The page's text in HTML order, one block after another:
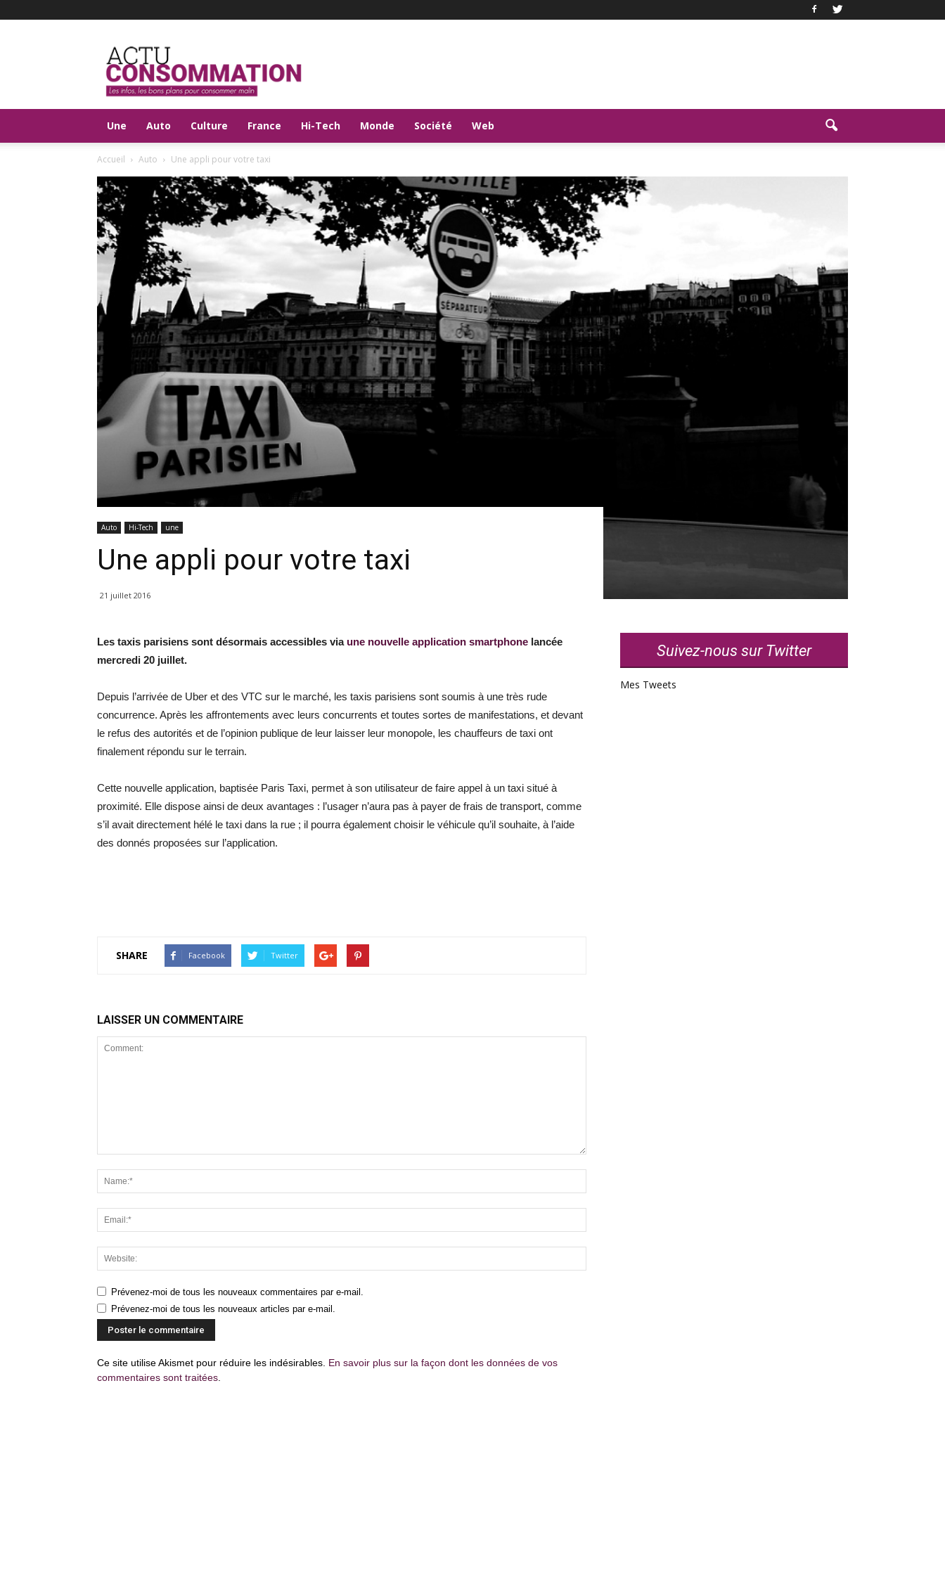
Actu
Consommation
Une Auto Culture France Hi-Tech Monde Société Web
Accueil Auto Une appli pour votre taxi
Auto Hi-Tech une
Une appli pour votre taxi
21 juillet 2016
Les taxis parisiens sont désormais accessibles via une nouvelle application smartphone lancée
mercredi 20 juillet.
Depuis l’arrivée de Uber et des VTC sur le marché, les taxis parisiens sont soumis à une très rude
concurrence. Après les affrontements avec leurs concurrents et toutes sortes de manifestations, et devant
le refus des autorités et de l’opinion publique de leur laisser leur monopole, les chauffeurs de taxi ont
finalement répondu sur le terrain.
Cette nouvelle application, baptisée Paris Taxi, permet à son utilisateur de faire appel à un taxi situé à
proximité. Elle dispose ainsi de deux avantages : l’usager n’aura pas à payer de frais de transport, comme
s’il avait directement hélé le taxi dans la rue ; il pourra également choisir le véhicule qu’il souhaite, à l’aide
des donnés proposées sur l’application.
SHARE Facebook Twitter
LAISSER UN COMMENTAIRE
Prévenez-moi de tous les nouveaux commentaires par e-mail.
Prévenez-moi de tous les nouveaux articles par e-mail.
Ce site utilise Akismet pour réduire les indésirables. En savoir plus sur la façon dont les données de vos
commentaires sont traitées
Suivez-nous sur Twitter
Mes Tweets